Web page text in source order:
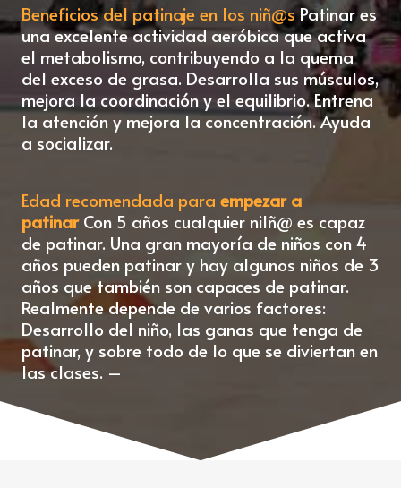
Beneficios del patinaje en los niñ@sPatinar es
una excelente actividad aeróbica que activa
el metabolismo, contribuyendo a la quema
del exceso de grasa. Desarrolla sus músculos,
mejora la coordinación y el equilibrio. Entrena
la atención y mejora la concentración. Ayuda
a socializar.
Edad recomendada para empezar a
patinarCon 5 años cualquier nilñ@ es capaz
de patinar. Una gran mayoría de niños con 4
años pueden patinar y hay algunos niños de 3
años que también son capaces de patinar.
Realmente depende de varios factores:
Desarrollo del niño, las ganas que tenga de
patinar, y sobre todo de lo que se diviertan en
las clases. –